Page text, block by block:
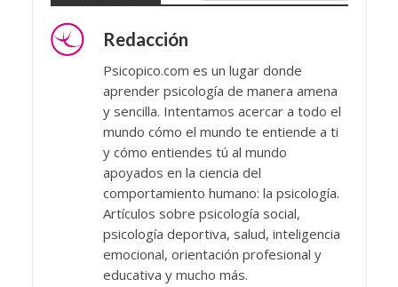
Redacción
Psicopico.com es un lugar donde
aprender psicología de manera amena
y sencilla. Intentamos acercar a todo el
mundo cómo el mundo te entiende a ti
y cómo entiendes tú al mundo
apoyados en la ciencia del
comportamiento humano: la psicología.
Artículos sobre psicología social,
psicología deportiva, salud, inteligencia
emocional, orientación profesional y
educativa y mucho más.